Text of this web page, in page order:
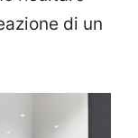
di un